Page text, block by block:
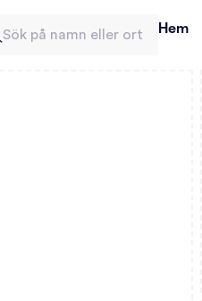
Sök på namn eller ort Hem